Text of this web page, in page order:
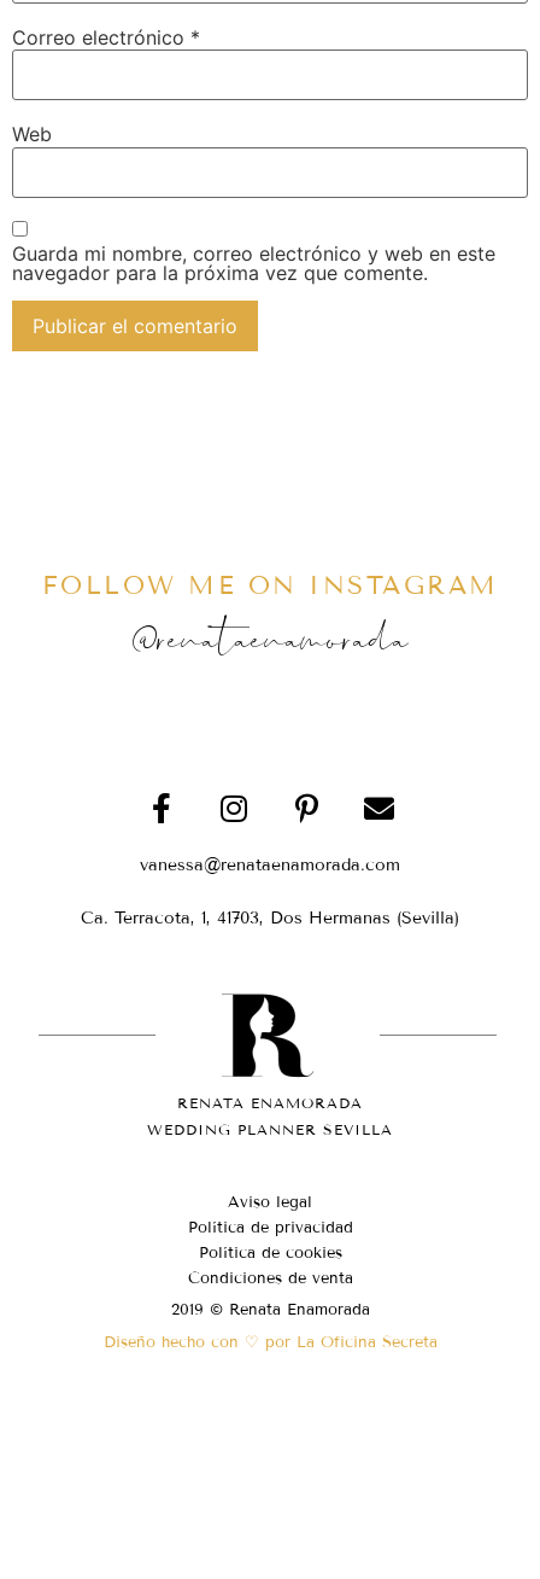
Correo electrónico *
Web
Guarda mi nombre, correo electrónico y web en este
navegador para la próxima vez que comente.
FOLLOW ME ON INSTAGRAM
@renataenamorada
vanessa@renataenamorada.com
Ca. Terracota, 1, 41703, Dos Hermanas (Sevilla)
RENATA ENAMORADA
WEDDING PLANNER SEVILLA
Aviso legal
Política de privacidad
Política de cookies
Condiciones de venta
2019 © Renata Enamorada
Diseño hecho con ♡ por La Oficina Secreta